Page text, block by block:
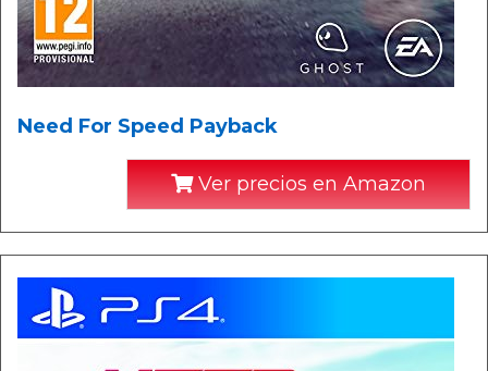
Need For Speed Payback
Ver precios en Amazon